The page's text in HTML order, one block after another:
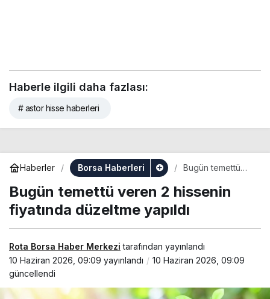
Haberle ilgili daha fazlası:
# astor hisse haberleri
Haberler Borsa Haberleri
Bugün temettü
fiyatında
düzeltme yapıldı
Bugün temettü veren 2 hissenin
fiyatında düzeltme yapıldı
Rota Borsa Haber Merkezi tarafından yayınlandı
10 Haziran 2026, 09:09 yayınlandı
10 Haziran 2026, 09:09
güncellendi